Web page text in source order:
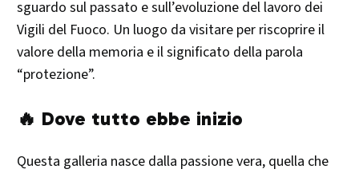
sguardo sul passato e sull’evoluzione del lavoro dei
Vigili del Fuoco. Un luogo da visitare per riscoprire il
valore della memoria e il significato della parola
“protezione”.
🔥 Dove tutto ebbe inizio
Questa galleria nasce dalla passione vera, quella che